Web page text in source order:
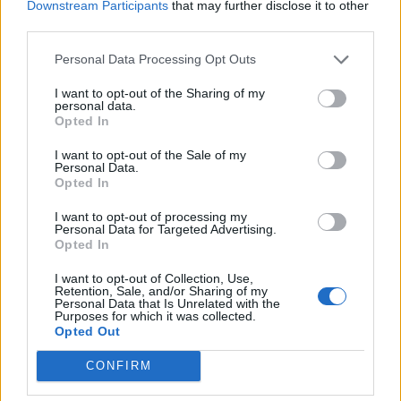
Downstream Participants that may further disclose it to other
Personal Data Processing Opt Outs
I want to opt-out of the Sharing of my
personal data.
Opted In
I want to opt-out of the Sale of my
Personal Data.
Opted In
I want to opt-out of processing my
Personal Data for Targeted Advertising.
Opted In
I want to opt-out of Collection, Use,
Retention, Sale, and/or Sharing of my
Personal Data that Is Unrelated with the
Purposes for which it was collected.
Opted Out
CONFIRM
tradicionale për festat e
shenjë të zodiakut
HOROSKOPI I SË
SHTUNËS/ Do të bini
me dikë që nuk e keni
simpatizuar kurrë
Kjo javë do të jetë plot fat